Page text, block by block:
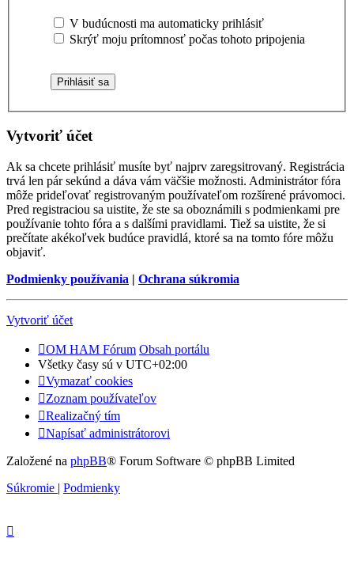
V budúcnosti ma automaticky prihlásiť
Skrýť moju prítomnosť počas tohoto pripojenia
Vytvoriť účet
Ak sa chcete prihlásiť musíte byť najprv zaregsitrovaný. Registrácia
trvá len pár sekúnd a dáva vám väčšie možnosti. Administrátor fóra
môže prideľovať registrovaným používateľom rozšírené právomoci.
Pred registraciou sa uistite, že ste sa oboznámili s podmienkami pre
používanie tohto fóra a s dalšími pravidlami. Tiež sa uistite, že si
prečítate akékoľvek budúce pravidlá, ktoré sa na tomto fóre môžu
objaviť.
Podmienky používania | Ochrana súkromia
Vytvoriť účet
OM HAM Fórum Obsah portálu
Všetky časy sú v UTC+02:00
Vymazať cookies
Zoznam používateľov
Realizačný tím
Napísať administrátorovi
Založené na phpBB® Forum Software © phpBB Limited
Súkromie | Podmienky